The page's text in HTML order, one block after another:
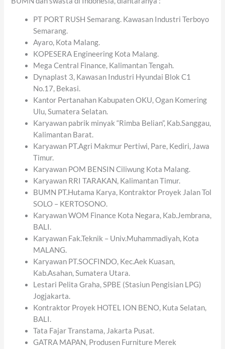
PT PORT RUSH Semarang. Kawasan Industri Terboyo
Semarang.
Ayaro, Kota Malang.
KOPESERA Engineering Kota Malang.
Mega Central Finance, Kalimantan Tengah.
Dynaplast 3, Kawasan Industri Hyundai Blok C1
No.17, Bekasi.
Kantor Pertanahan Kabupaten OKU, Ogan Komering
Ulu, Sumatera Selatan.
Karyawan pabrik minyak “Rimba Belian”, Kab.Sanggau,
Kalimantan Barat.
Karyawan PT.Agri Makmur Pertiwi, Pare, Kediri, Jawa
Timur.
Karyawan POM BENSIN Ciliwung Kota Malang.
Karyawan RRI TARAKAN, Kalimantan Timur.
BUMN PT.Hutama Karya, Kontraktor Proyek Jalan Tol
SOLO – KERTOSONO.
Karyawan WOM Finance Kota Negara, Kab.Jembrana,
BALI.
Karyawan Fak.Teknik – Univ.Muhammadiyah, Kota
MALANG.
Karyawan PT.SOCFINDO, Kec.Aek Kuasan,
Kab.Asahan, Sumatera Utara.
Lestari Pelita Graha, SPBE (Stasiun Pengisian LPG)
Jogjakarta.
Kontraktor Proyek HOTEL ION BENO, Kuta Selatan,
BALI.
Tata Fajar Transtama, Jakarta Pusat.
GATRA MAPAN, Produsen Furniture Merek